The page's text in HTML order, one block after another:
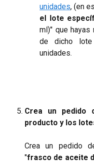
unidades, (en
el lote
ml)" que hayas
de dicho
unidades.​
Crea un pedido
producto y los
Crea un pedido
"frasco de aceite